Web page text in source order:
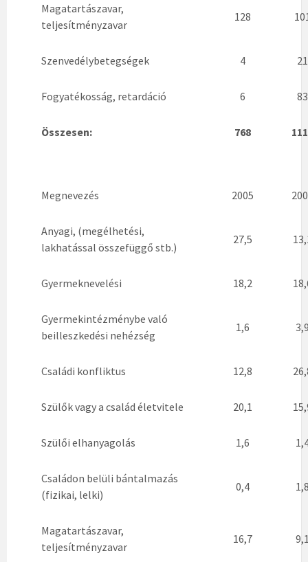
Magatartászavar,
teljesítményzavar
128
Szenvedélybetegségek 4 21
Fogyatékosság, retardáció 6 83
Összesen: 768
Megnevezés 2005
Anyagi, (megélhetési,
lakhatással összefüggő stb.)
27,5
Gyermeknevelési 18,2
Gyermekintézménybe való
beilleszkedési nehézség
1,6
Családi konfliktus 12,8
Szülők vagy a család életvitele 20,1
Szülői elhanyagolás 1,6
Családon belüli bántalmazás
(fizikai, lelki)
0,4
Magatartászavar,
teljesítményzavar
16,7